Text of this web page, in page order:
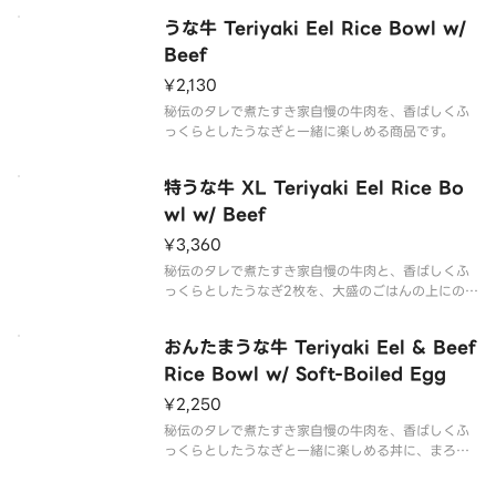
苦手な方はご注意くださ
うな牛 Teriyaki Eel Rice Bowl w/
Beef
¥2,130
秘伝のタレで煮たすき家自慢の牛肉を、香ばしくふ
っくらとしたうなぎと一緒に楽しめる商品です。
特うな牛 XL Teriyaki Eel Rice Bo
wl w/ Beef
¥3,360
秘伝のタレで煮たすき家自慢の牛肉と、香ばしくふ
っくらとしたうなぎ2枚を、大盛のごはんの上にのせ
おんたまうな牛 Teriyaki Eel & Beef
Rice Bowl w/ Soft-Boiled Egg
¥2,250
秘伝のタレで煮たすき家自慢の牛肉を、香ばしくふ
っくらとしたうなぎと一緒に楽しめる丼に、まろや